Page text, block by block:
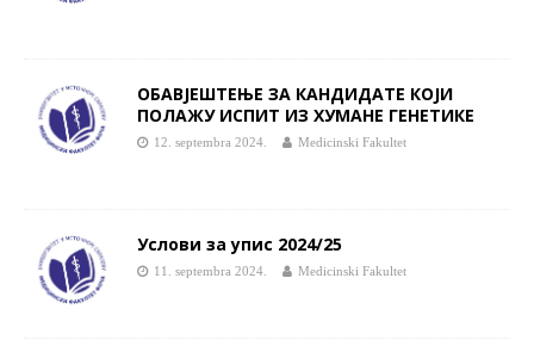
ОБАВЈЕШТЕЊЕ ЗА КАНДИДАТЕ КОЈИ
ПОЛАЖУ ИСПИТ ИЗ ХУМАНЕ ГЕНЕТИКЕ
12. septembra 2024. Medicinski Fakultet
Услови за упис 2024/25
11. septembra 2024. Medicinski Fakultet